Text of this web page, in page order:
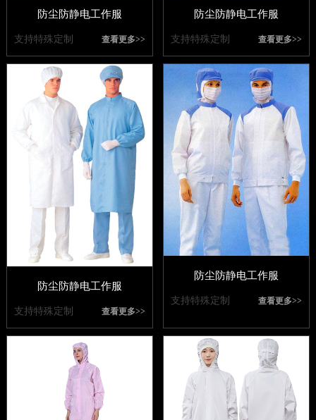
防尘防静电工作服
支持特殊定制 查看更多>>
防尘防静电工作服
支持特殊定制 查看更多>>
防尘防静电工作服
支持特殊定制 查看更多>>
防尘防静电工作服
支持特殊定制 查看更多>>